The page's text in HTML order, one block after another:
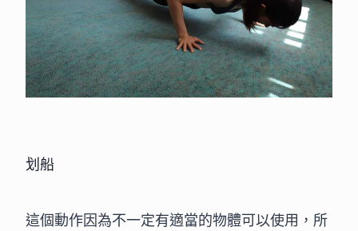
划船
這個動作因為不一定有適當的物體可以使用，所